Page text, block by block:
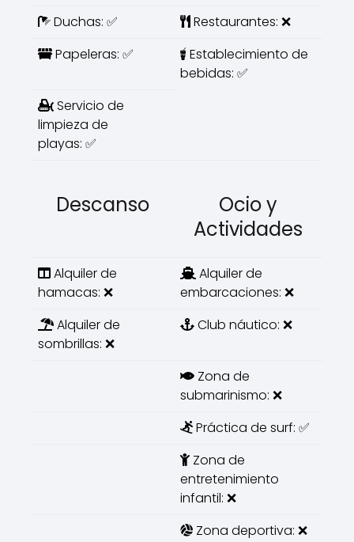
Duchas: ✅
Restaurantes: ❌
Papeleras: ✅
Establecimiento de
bebidas: ✅
Servicio de
limpieza de
playas: ✅
Descanso
Ocio y
Actividades
Alquiler de
hamacas: ❌
Alquiler de
embarcaciones: ❌
Alquiler de
sombrillas: ❌
Club náutico: ❌
Zona de
submarinismo: ❌
Práctica de surf: ✅
Zona de
entretenimiento
infantil: ❌
Zona deportiva: ❌